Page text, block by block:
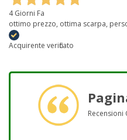
4 Giorni Fa
ottimo prezzo, ottima scarpa,
Acquirente verificato
Recensioni